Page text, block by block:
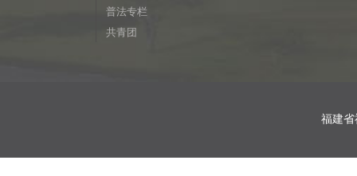
普法专栏
共青团
福建